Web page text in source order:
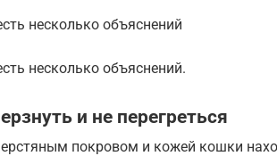
несколько объяснений
несколько объяснений.
и не перегреться
покровом и кожей кошки